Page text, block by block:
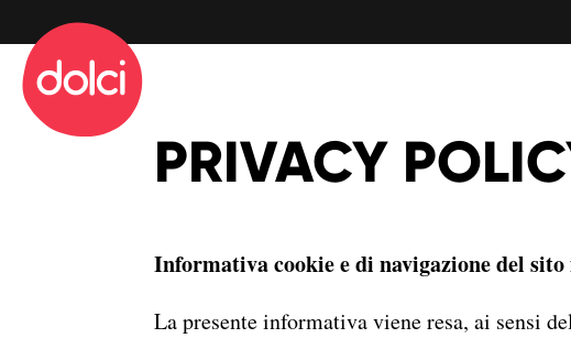
10144 Torino
PRIVACY
Informativa cookie e di navigazione del
La presente informativa viene resa, ai sensi